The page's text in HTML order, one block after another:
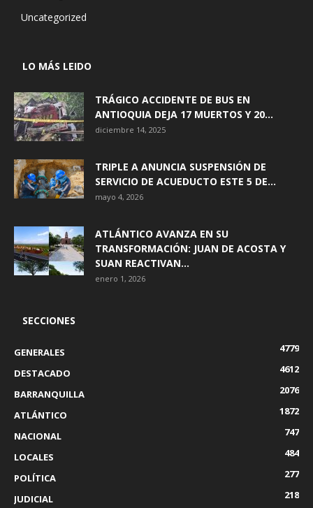
Uncategorized
LO MÁS LEIDO
TRÁGICO ACCIDENTE DE BUS EN
ANTIOQUIA DEJA 17 MUERTOS Y 20...
diciembre 14, 2025
TRIPLE A ANUNCIA SUSPENSIÓN DE
SERVICIO DE ACUEDUCTO ESTE 5 DE...
mayo 4, 2026
ATLÁNTICO AVANZA EN SU
TRANSFORMACIÓN: JUAN DE ACOSTA Y
SUAN REACTIVAN...
enero 1, 2026
SECCIONES
GENERALES
4779
DESTACADO
4612
BARRANQUILLA
2076
ATLÁNTICO
1872
NACIONAL
747
LOCALES
484
POLÍTICA
277
JUDICIAL
218